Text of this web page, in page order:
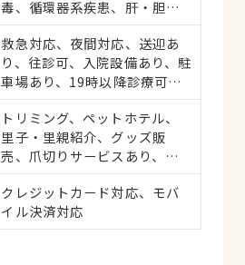
毒、循環器系疾患、肝・胆・
疾患、耳系疾患、皮膚系疾
患、腎・泌尿器系疾患、生殖
器系疾患、腫瘍・がん、アレ
が・その他
救急対応、夜間対応、送迎あ
り、往診可、入院設備あり、駐
車場あり、19時以降診療可、
トリミング、ペットホテル、
里子・里親紹介、グッズ販
売、爪切りサービスあり、し
クレジットカード対応、モバ
イル決済対応